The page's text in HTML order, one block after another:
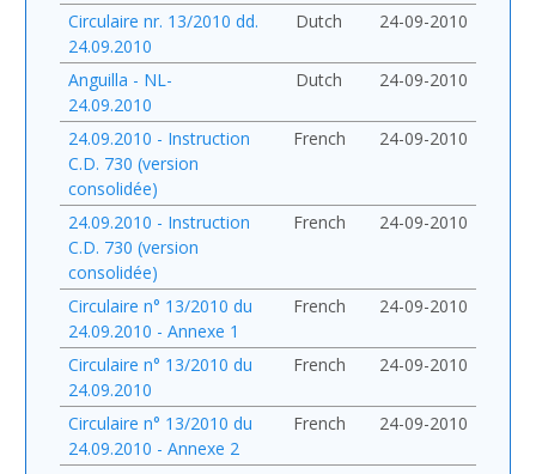
Circulaire nr. 13/2010 dd.
24.09.2010
Dutch 24-09-2010
Anguilla - NL-
24.09.2010
Dutch 24-09-2010
24.09.2010 - Instruction
C.D. 730 (version
consolidée)
French 24-09-2010
24.09.2010 - Instruction
C.D. 730 (version
consolidée)
French 24-09-2010
Circulaire n° 13/2010 du
24.09.2010 - Annexe 1
French 24-09-2010
Circulaire n° 13/2010 du
24.09.2010
French 24-09-2010
Circulaire n° 13/2010 du
24.09.2010 - Annexe 2
French 24-09-2010